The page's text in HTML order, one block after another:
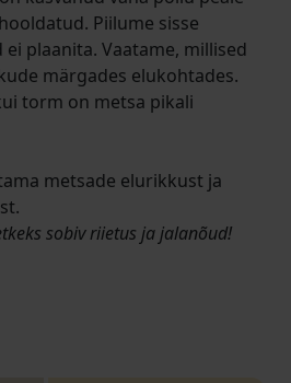
Piilume sisse
plaanita. Vaatame, millised
märgades elukohtades.
torm on metsa pikali
metsade elurikkust ja
sobiv riietus ja jalanõud!